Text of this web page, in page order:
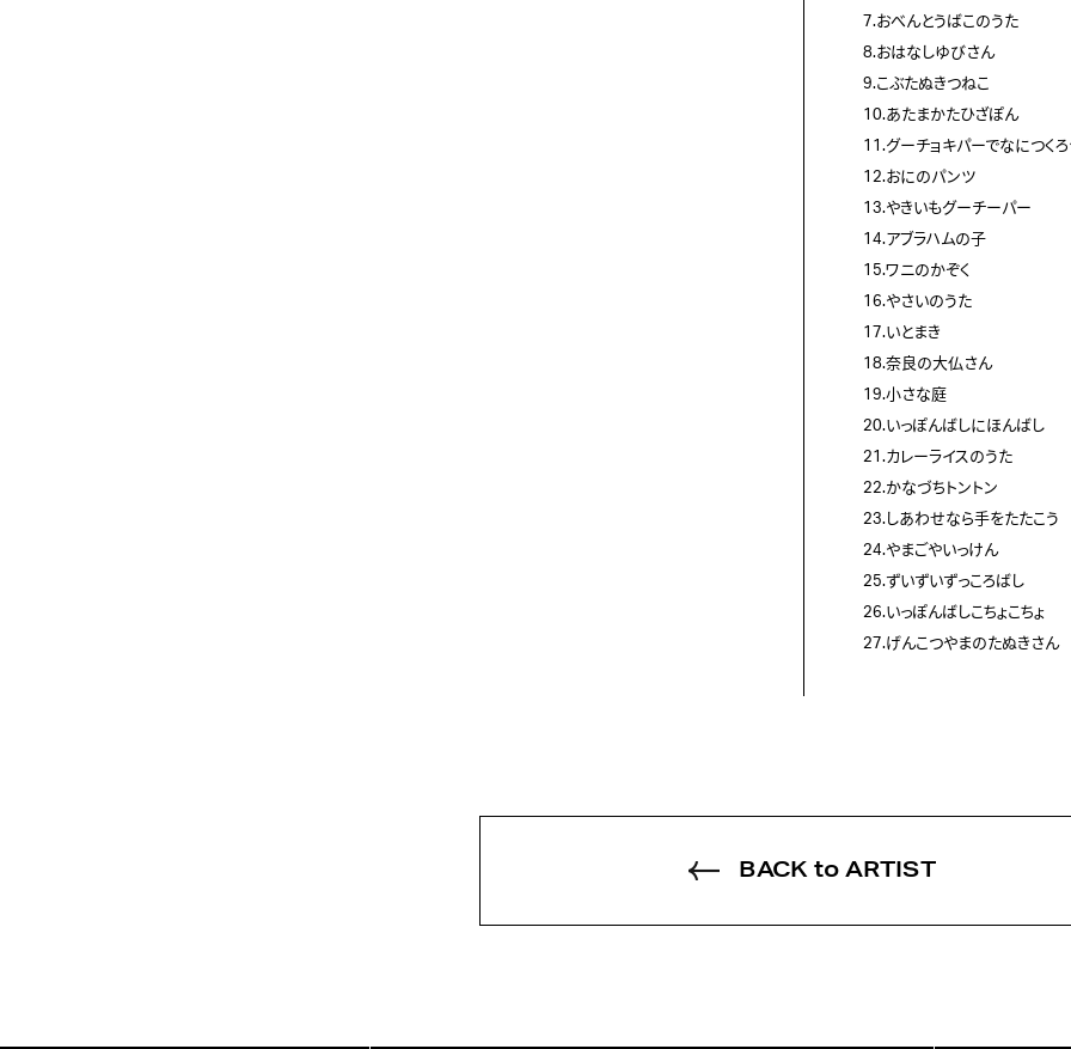
7.おべんとうばこのうた
8.おはなしゆびさん
9.こぶたぬきつねこ
10.あたまかたひざぽん
11.グーチョキパーでなにつくろ
12.おにのパンツ
13.やきいもグーチーパー
14.アブラハムの子
15.ワニのかぞく
16.やさいのうた
17.いとまき
18.奈良の大仏さん
19.小さな庭
20.いっぽんばしにほんばし
21.カレーライスのうた
22.かなづちトントン
23.しあわせなら手をたたこう
24.やまごやいっけん
25.ずいずいずっころばし
26.いっぽんばしこちょこちょ
27.げんこつやまのたぬきさん
BACK to ARTIST